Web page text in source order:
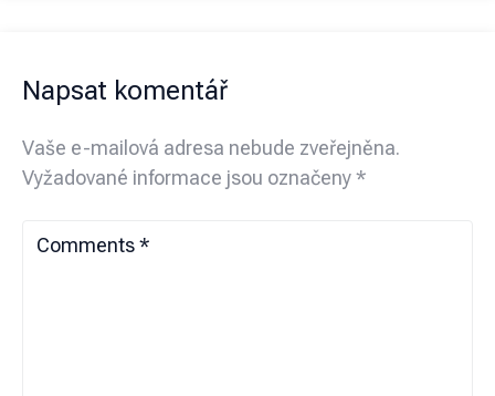
Napsat komentář
Vaše e-mailová adresa nebude zveřejněna.
Vyžadované informace jsou označeny*